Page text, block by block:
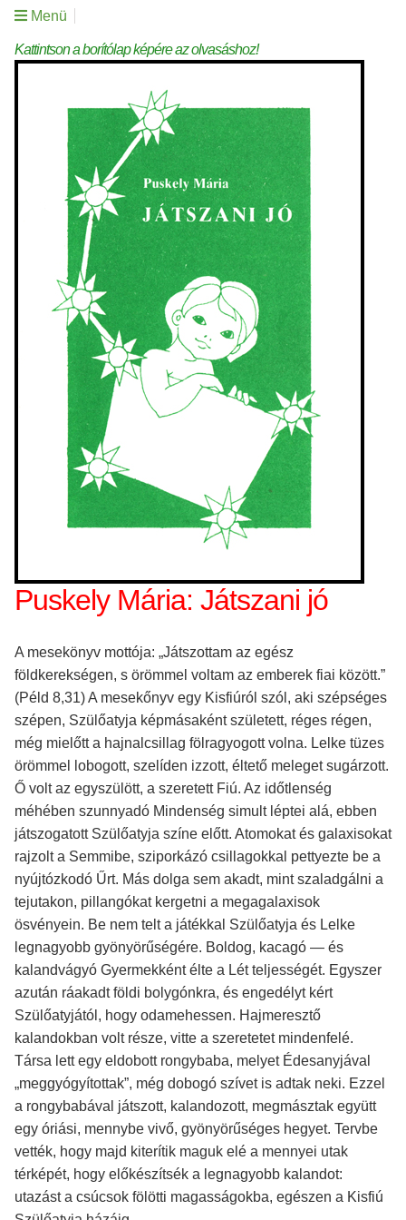
Menü
Kattintson a borítólap képére az olvasáshoz!
Puskely Mária: Játszani jó
A mesekönyv mottója: „Játszottam az egész
földkerekségen, s örömmel voltam az emberek fiai között.”
(Péld 8,31) A mesekőnyv egy Kisfiúról szól, aki szépséges
szépen, Szülőatyja képmásaként született, réges régen,
még mielőtt a hajnalcsillag fölragyogott volna. Lelke tüzes
örömmel lobogott, szelíden izzott, éltető meleget sugárzott.
Ő volt az egyszülött, a szeretett Fiú. Az időtlenség
méhében szunnyadó Mindenség simult léptei alá, ebben
játszogatott Szülőatyja színe előtt. Atomokat és galaxisokat
rajzolt a Semmibe, sziporkázó csillagokkal pettyezte be a
nyújtózkodó Űrt. Más dolga sem akadt, mint szaladgálni a
tejutakon, pillangókat kergetni a megagalaxisok
ösvényein. Be nem telt a játékkal Szülőatyja és Lelke
legnagyobb gyönyörűségére. Boldog, kacagó — és
kalandvágyó Gyermekként élte a Lét teljességét. Egyszer
azután ráakadt földi bolygónkra, és engedélyt kért
Szülőatyjától, hogy odamehessen. Hajmeresztő
kalandokban volt része, vitte a szeretetet mindenfelé.
Társa lett egy eldobott rongybaba, melyet Édesanyjával
„meggyógyítottak”, még dobogó szívet is adtak neki. Ezzel
a rongybabával játszott, kalandozott, megmásztak együtt
egy óriási, mennybe vivő, gyönyörűséges hegyet. Tervbe
vették, hogy majd kiterítik maguk elé a mennyei utak
térképét, hogy előkészítsék a legnagyobb kalandot:
utazást a csúcsok fölötti magasságokba, egészen a Kisfiú